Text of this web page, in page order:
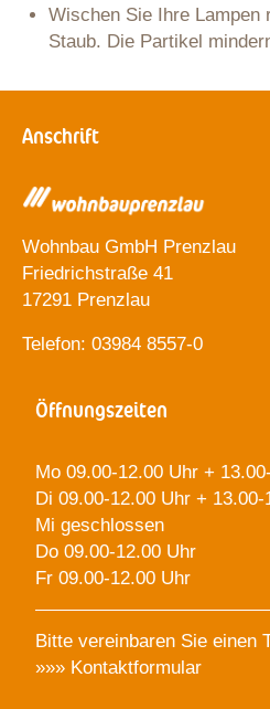
Wischen Sie Ihre Lampen
Staub. Die Partikel
Anschrift
Wohnbau GmbH Prenzlau
Friedrichstraße 41
17291 Prenzlau
Telefon: 03984 8557-0
Öffnungszeiten
Mo 09.00-12.00 Uhr +
Di 09.00-12.00 Uhr + 13.00-
Mi geschlossen
Do 09.00-12.00 Uhr
Fr 09.00-12.00 Uhr
Bitte vereinbaren Sie einen
»»» Kontaktformular